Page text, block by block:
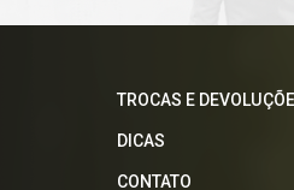
TROCAS E
DICAS
CONTATO